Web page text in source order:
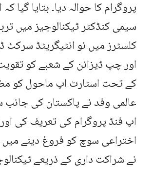
سیمی کنڈکٹر ٹیکنالوجیز میں
کلسٹرز میں نو انٹیگریٹڈ سرکٹ
اور چپ ڈیزائن کے شعبے کو
کے تحت اسٹارٹ اپ ماحول کو
عالمی وفد نے پاکستان کی
اپ فنڈ پروگرام کی تعریف کی
اختراعی سوچ کو فروغ دینے
نے شراکت داری کے ذریعے